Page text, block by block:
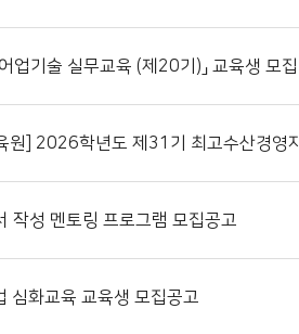
업기술 실무교육 (제20기)」 교육생 모집
원] 2026학년도 제31기 최고수산경영
작성 멘토링 프로그램 모집공고
심화교육 교육생 모집공고